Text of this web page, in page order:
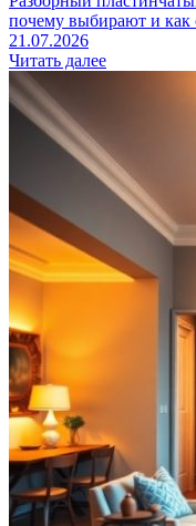
почему выбирают и как
21.07.2026
Читать далее